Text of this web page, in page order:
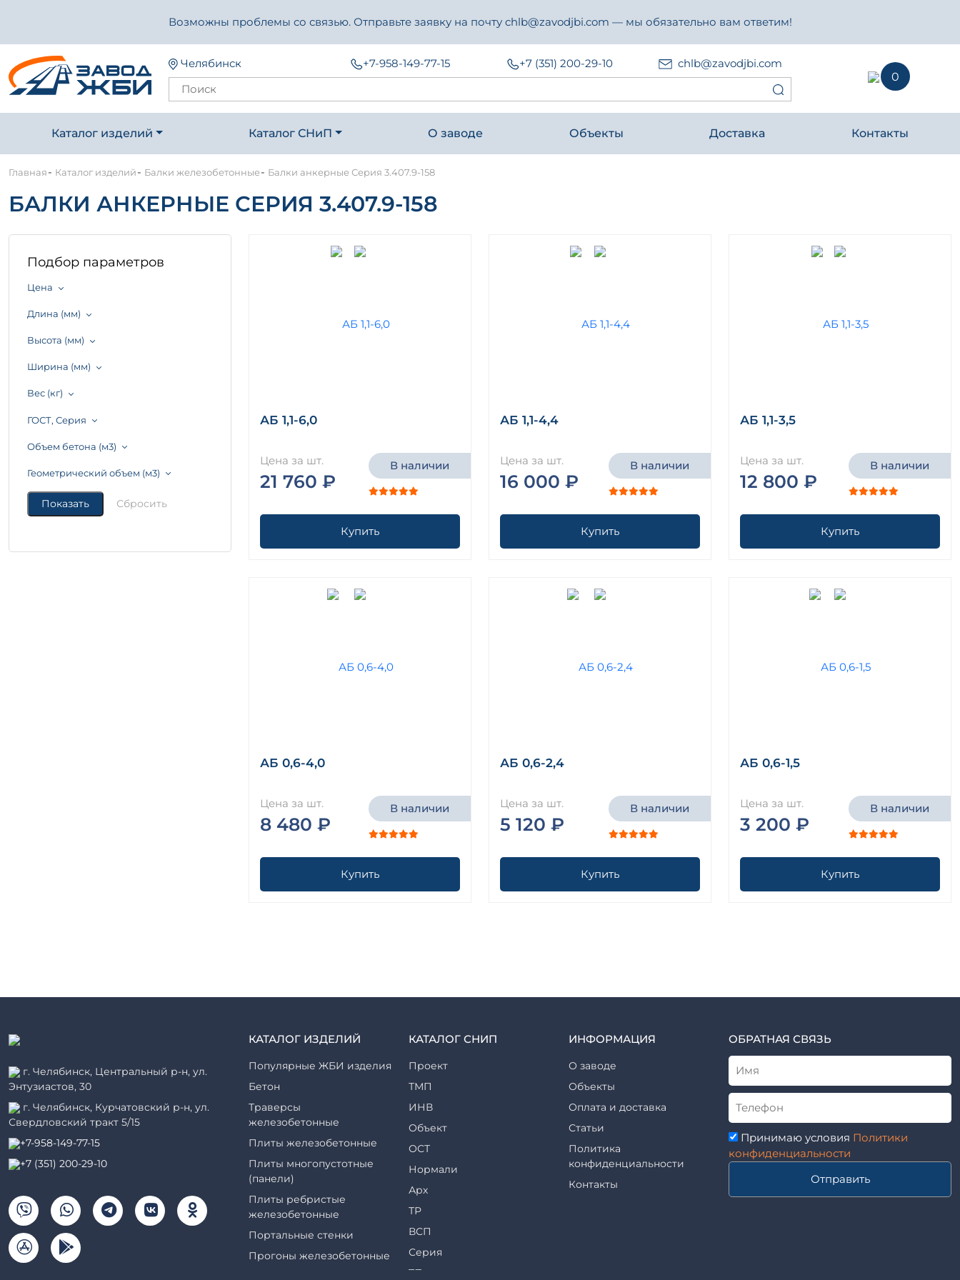
Возможны проблемы со связью. Отправьте заявку на почту chlb@zavodjbi.com — мы обязательно вам ответим!
Челябинск +7-958-149-77-15 +7 (351) 200-29-10
chlb@zavodjbi.com
0
Каталог изделий Каталог СНиП О заводе Объекты Доставка Контакты
Главная- Каталог изделий- Балки железобетонные- Балки анкерные Серия 3.407.9-158
БАЛКИ АНКЕРНЫЕ СЕРИЯ 3.407.9-158
Подбор параметров
Цена
Длина (мм)
Высота (мм)
Ширина (мм)
Вес (кг)
ГОСТ, Серия
Объем бетона (м3)
Геометрический объем (м3)
АБ 1,1-6,0
Цена за шт.
21 760 ₽
В наличии
Купить
АБ 1,1-4,4
Цена за шт.
16 000 ₽
В наличии
Купить
АБ 1,1-3,5
Цена за шт.
12 800 ₽
В наличии
Купить
АБ 0,6-4,0
Цена за шт.
8 480 ₽
В наличии
Купить
АБ 0,6-2,4
Цена за шт.
5 120 ₽
В наличии
Купить
АБ 0,6-1,5
Цена за шт.
3 200 ₽
В наличии
Купить
г. Челябинск, Центральный р-н, ул.
Энтузиастов, 30
г. Челябинск, Курчатовский р-н, ул.
Свердловский тракт 5/15
+7-958-149-77-15
+7 (351) 200-29-10
КАТАЛОГ ИЗДЕЛИЙ
Популярные ЖБИ изделия
Бетон
Траверсы
железобетонные
Плиты железобетонные
Плиты многопустотные
(панели)
Плиты ребристые
железобетонные
Портальные стенки
Прогоны железобетонные
КАТАЛОГ СНИП
Проект
ТМП
ИНВ
Объект
ОСТ
Нормали
Арх
ТР
ВСП
Серия
ТП
ИНФОРМАЦИЯ
О заводе
Объекты
Оплата и доставка
Статьи
Политика
конфиденциальности
Контакты
ОБРАТНАЯ СВЯЗЬ
Принимаю условия Политики
конфиденциальности
Отправить